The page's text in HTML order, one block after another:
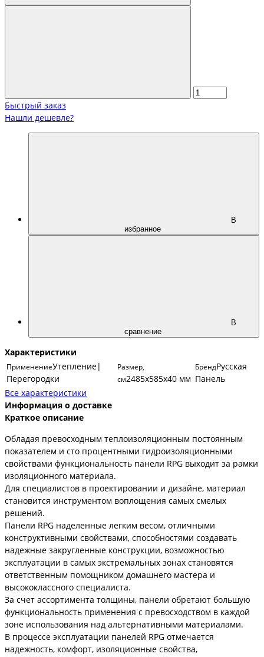
Быстрый заказ
Нашли дешевле?
В
избранное
В
сравнение
Характеристики
ПрименениеУтепление|
Перегородки
Размер,
см2485х585х40 мм
БрендРусская
Панель
Все характеристики
Информация о доставке
Краткое описание
Обладая превосходным теплоизоляционным постоянным
показателем и сто процентными гидроизоляционными
свойствами функциональность панели RPG выходит за рамки
изоляционного материала.
Для специалистов в проектировании и дизайне, материал
становится инструментом воплощения самых смелых
решений.
Панели RPG наделенные легким весом, отличными
конструктивными свойствами, способностями создавать
надежные закругленные конструкции, возможностью
эксплуатации в самых экстремальных зонах становятся
ответственным помощником домашнего мастера и
высококлассного специалиста.
За счет ассортимента толщины, панели обретают большую
функциональность применения с превосходством в каждой
зоне использования над альтернативными материалами.
В процессе эксплуатации панелей RPG отмечается
надежность, комфорт, изоляционные свойства,